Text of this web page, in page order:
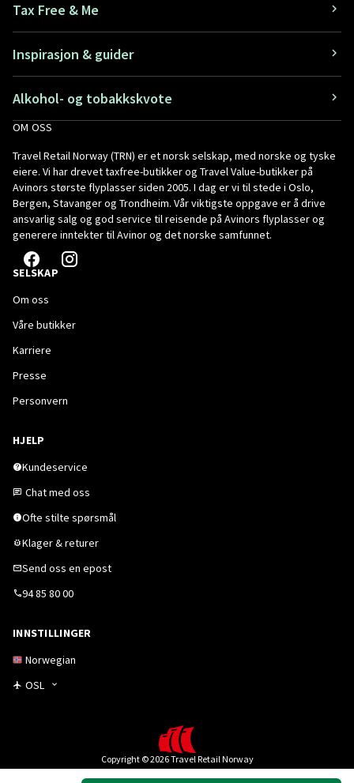
Tax Free & Me
Inspirasjon & guider
Alkohol- og tobakkskvote
OM OSS
Travel Retail Norway (TRN) er et norsk selskap, med norske og tyske
eiere. Vi har drevet taxfree-butikker og Travel Value-butikker på
Avinors største flyplasser siden 2005. I dag er vi til stede i Oslo,
Bergen, Stavanger og Trondheim. Vår viktigste oppgave er å drive
ansvarlig salg og god service til reisende på Avinors flyplasser og
generere inntekter til Avinor og det norske samfunnet.
SELSKAP
Om oss
Våre butikker
Karriere
Presse
Personvern
HJELP
Kundeservice
Chat med oss
Ofte stilte spørsmål
Klager & returer
Send oss en epost
94 85 80 00
INNSTILLINGER
Norwegian
OSL
Copyright © 2026 Travel Retail Norway